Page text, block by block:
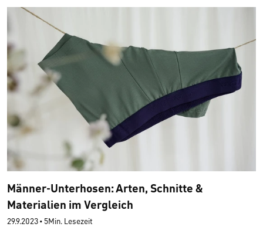
Männer-Unterhosen: Arten, Schnitte &
Materialien im Vergleich
29.9.2023 • 5Min. Lesezeit